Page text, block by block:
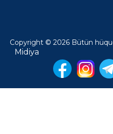
Copyright © 2026 Bütün
Midiya